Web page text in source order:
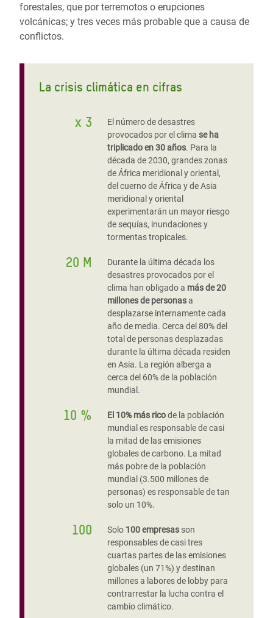
forestales, que por terremotos o erupciones
volcánicas; y tres veces más probable que a causa de
conflictos.
La crisis climática en cifras
x 3
El número de desastres
provocados por el clima se ha
triplicado en 30 años. Para la
década de 2030, grandes zonas
de África meridional y oriental,
del cuerno de África y de Asia
meridional y oriental
experimentarán un mayor riesgo
de sequías, inundaciones y
tormentas tropicales.
20 M
Durante la última década los
desastres provocados por el
clima han obligado a más de 20
millones de personasa
desplazarse internamente cada
año de media. Cerca del 80% del
total de personas desplazadas
durante la última década residen
en Asia. La región alberga a
cerca del 60% de la población
mundial.
10 % El 10% más ricode la población
mundial es responsable de casi
la mitad de las emisiones
globales de carbono. La mitad
más pobre de la población
mundial (3.500 millones de
personas) es responsable de tan
solo un 10%.
100 Solo 100 empresasson
responsables de casi tres
cuartas partes de las emisiones
globales (un 71%) y destinan
millones a labores de lobby para
contrarrestar la lucha contra el
cambio climático.